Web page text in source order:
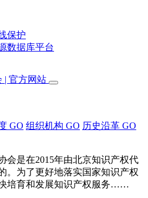
保护
数据库平台
GO 组织机构 GO 历史沿革 GO
会是在2015年由北京知识产权代
。为了更好地落实国家知识产权
培育和发展知识产权服务……